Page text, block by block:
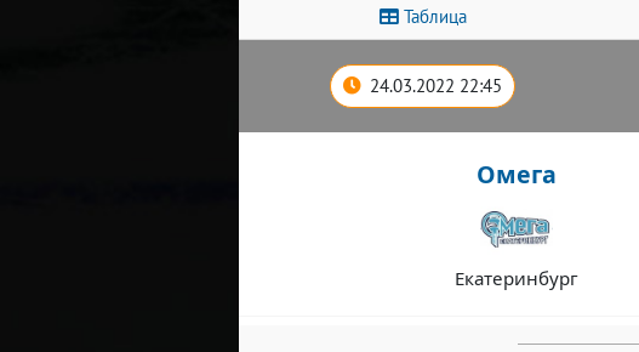
Таблица
24.03.2022 22:45
Омега
Екатеринбург